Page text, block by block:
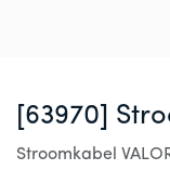
[63970]
Stroomkabel